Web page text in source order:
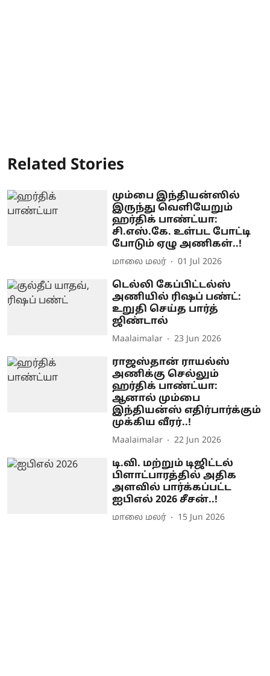
Related Stories
மும்பை இந்தியன்ஸில்
இருந்து வெளியேறும்
ஹர்திக் பாண்ட்யா:
சி.எஸ்.கே. உள்பட போட்டி
போடும் ஏழு அணிகள்..!
மாலை மலர் 01 Jul 2026
டெல்லி கேப்பிட்டல்ஸ்
அணியில் ரிஷப் பண்ட்:
உறுதி செய்த பார்த்
ஜிண்டால்
Maalaimalar 23 Jun 2026
ராஜஸ்தான் ராயல்ஸ்
அணிக்கு செல்லும்
ஹர்திக் பாண்ட்யா:
ஆனால் மும்பை
இந்தியன்ஸ் எதிர்பார்க்கும்
முக்கிய வீரர்..!
Maalaimalar 22 Jun 2026
டி.வி. மற்றும் டிஜிட்டல்
பிளாட்பாரத்தில் அதிக
அளவில் பார்க்கப்பட்ட
ஐபிஎல் 2026 சீசன்..!
மாலை மலர் 15 Jun 2026